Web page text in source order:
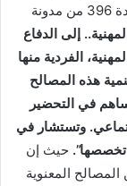
هذا السلوك المتمرد للحكومة بعدم التزامه بالمادة 396 من مدونة
إلى الدفاع
الفردية منها
هذه المصالح
في التحضير
وتستشار في
تخصصها”. حيث إن
المعنوية